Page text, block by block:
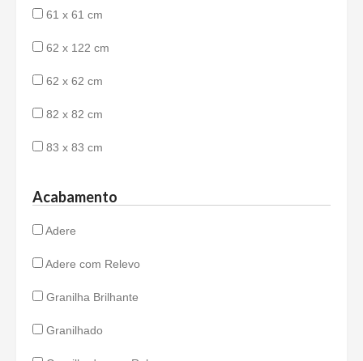
61 x 61 cm
62 x 122 cm
62 x 62 cm
82 x 82 cm
83 x 83 cm
Acabamento
Adere
Adere com Relevo
Granilha Brilhante
Granilhado